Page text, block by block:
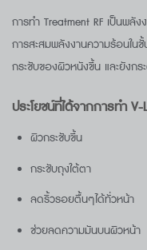
การทำ Treatment RF เป็นพลั
การสะสมพลังงานความร้อนใน
กระชับของผิวหนังขึ้น และยังก
ประโยชน์ที่ได้จากการทำ
ผิวกระชับขึ้น
กระชับถุงใต้ตา
ลดริ้วรอยตื้นๆได้ทั่วหน้า
ช่วยลดความมันบนผิวหน้า